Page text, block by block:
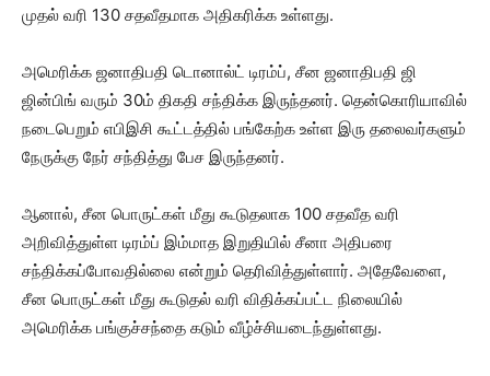
முதல் வரி 130 சதவீதமாக அதிகரிக்க உள்ளது.
அமெரிக்க ஜனாதிபதி டொனால்ட் டிரம்ப், சீன ஜனாதிபதி ஜி
ஜின்பிங் வரும் 30ம் திகதி சந்திக்க இருந்தனர். தென்கொரியாவில்
நடைபெறும் எபிஇசி கூட்டத்தில் பங்கேற்க உள்ள இரு தலைவர்களும்
நேருக்கு நேர் சந்தித்து பேச இருந்தனர்.
ஆனால், சீன பொருட்கள் மீது கூடுதலாக 100 சதவீத வரி
அறிவித்துள்ள டிரம்ப் இம்மாத இறுதியில் சீனா அதிபரை
சந்திக்கப்போவதில்லை என்றும் தெரிவித்துள்ளார். அதேவேளை,
சீன பொருட்கள் மீது கூடுதல் வரி விதிக்கப்பட்ட நிலையில்
அமெரிக்க பங்குச்சந்தை கடும் வீழ்ச்சியடைந்துள்ளது.